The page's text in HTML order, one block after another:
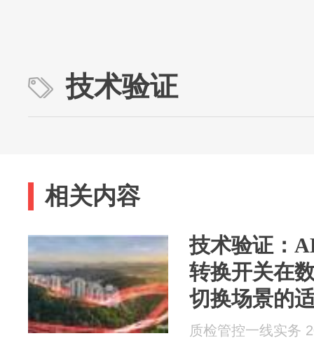
技术验证
相关内容
技术验证：
转换开关在
切换场景的
质检管控一线实务